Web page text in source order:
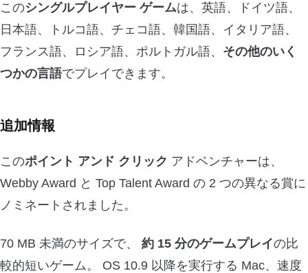
このシングルプレイヤー ゲームは、英語、ドイツ語、
日本語、トルコ語、チェコ語、韓国語、イタリア語、
フランス語、ロシア語、ポルトガル語、 その他のいく
つかの言語でプレイできます。
追加情報
このポイント アンド クリック アドベンチャーは、
Webby Award と Top Talent Award の 2 つの異なる賞に
ノミネートされました。
70 MB 未満のサイズで、 約 15 分のゲームプレイの比
較的短いゲーム。 OS 10.9 以降を実行する Mac、速度